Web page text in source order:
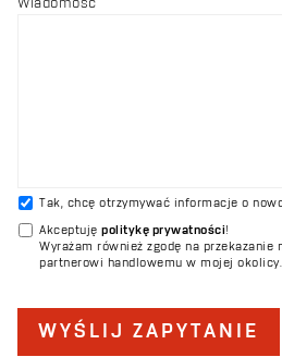
Wiadomość
Tak, chcę otrzymywać informacje o
Akceptuję politykę prywatności!
Wyrażam również zgodę na przekazanie
partnerowi handlowemu w mojej okolicy.
WYŚLIJ ZAPYTANIE